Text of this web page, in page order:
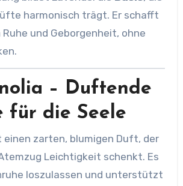
harmonisch trägt. Er schafft
und Geborgenheit, ohne
– Duftende
für die Seele
einen zarten, blumigen Duft, der
Leichtigkeit schenkt. Es
loszulassen und unterstützt